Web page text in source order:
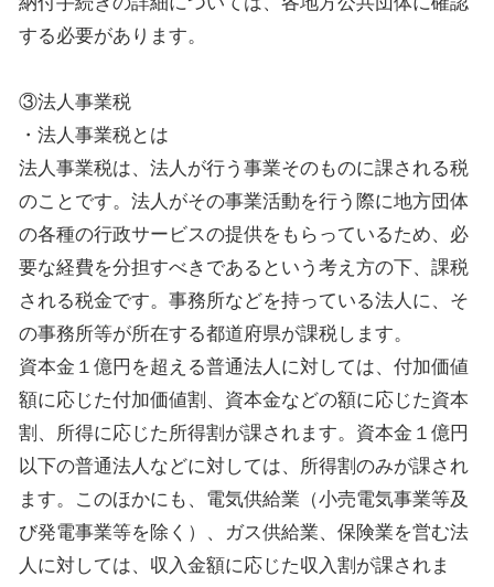
する必要があります。
③法人事業税
・法人事業税とは
法人事業税は、法人が行う事業そのものに課される税
のことです。法人がその事業活動を行う際に地方団体
の各種の行政サービスの提供をもらっているため、必
要な経費を分担すべきであるという考え方の下、課税
される税金です。事務所などを持っている法人に、そ
の事務所等が所在する都道府県が課税します。
資本金１億円を超える普通法人に対しては、付加価値
額に応じた付加価値割、資本金などの額に応じた資本
割、所得に応じた所得割が課されます。資本金１億円
以下の普通法人などに対しては、所得割のみが課され
ます。このほかにも、電気供給業（小売電気事業等及
び発電事業等を除く）、ガス供給業、保険業を営む法
人に対しては、収入金額に応じた収入割が課されま